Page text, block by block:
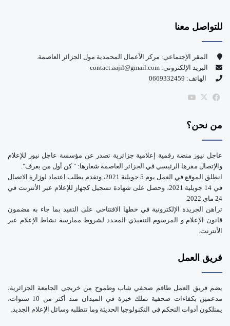
و
ك
للتواصل معنا
المقر الإجتماعي: مركز الأعمال المحمدية مول الجزائر العاصمة.
البريد الإلكتروني: contact.aajil@gmail.com
الهاتف: 0669332459
فيسبوك
‫X
من نحن؟
عاجل نيوز منصة رقمية إعلامية جزائرية تصدر عن مؤسسة عاجل نيوز للإعلام
والإتصال مقرها الرئيسي في الجزائر العاصمة شعارها: " كن أول من يعرف".
انطلق الموقع في العمل يوم 5 جويلية 2021، وتقدم بطلب اعتماد لوزارة الاتصال
في 14 جويلية 2021، وحصل على شهادة تسجيل كجهاز للإعلام عبر الأنترنت في
24 ماي 2022.
تراهن الجريدة الإلكترونية في خطها الافتتاحي على التقيد بما جاء به مضمون
قانون الإعلام و المرسوم التنفيذي المحدد لشروط ممارسة نشاط الإعلام عبر
الأنترنت.
فريق العمل
يضم فريق العمل طاقم صحفي شاب وطموح من خريجي الجامعة الجزائرية،
مدعمين بكفاءات صحفية تملك خبرة في الميدان منذ أكثر من 10 سنوات،
يمتلكون أدوات التحكم في التكنولوجيا الحديثة وما تتطلبه وسائل الإعلام الجديد.